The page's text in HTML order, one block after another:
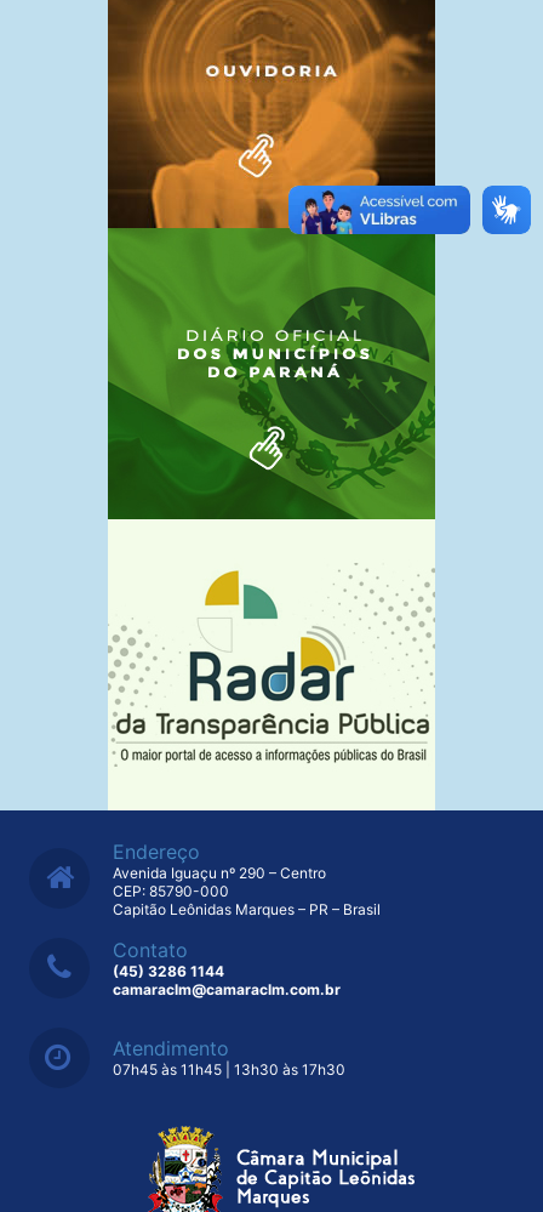
Endereço
Avenida Iguaçu nº 290 – Centro
CEP: 85790-000
Capitão Leônidas Marques – PR – Brasil
Contato
(45) 3286 1144
camaraclm@camaraclm.com.br
Atendimento
07h45 às 11h45 | 13h30 às 17h30